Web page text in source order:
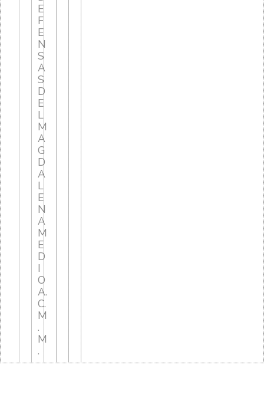
E
F
E
N
S
A
S
D
E
L
M
A
G
D
A
L
E
N
A
M
E
D
I
O
A.
C.
M
.
M
.